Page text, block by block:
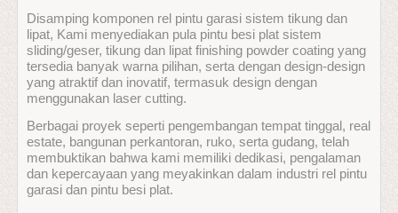
Disamping komponen rel pintu garasi sistem tikung dan
lipat, Kami menyediakan pula pintu besi plat sistem
sliding/geser, tikung dan lipat finishing powder coating yang
tersedia banyak warna pilihan, serta dengan design-design
yang atraktif dan inovatif, termasuk design dengan
menggunakan laser cutting.
Berbagai proyek seperti pengembangan tempat tinggal, real
estate, bangunan perkantoran, ruko, serta gudang, telah
membuktikan bahwa kami memiliki dedikasi, pengalaman
dan kepercayaan yang meyakinkan dalam industri rel pintu
garasi dan pintu besi plat.